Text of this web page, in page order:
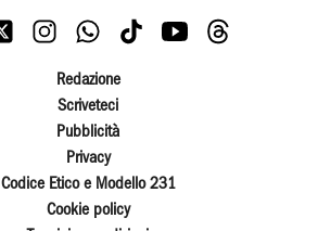
Redazione
Scriveteci
Pubblicità
Privacy
Codice Etico e Modello 231
Cookie policy